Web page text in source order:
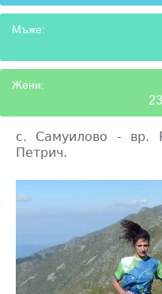
Мъже:
Жени:
23
с. Самуилово - вр.
Петрич.